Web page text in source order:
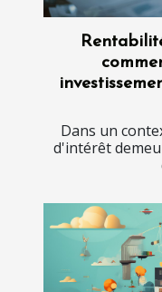
Dans un
d'intérêt